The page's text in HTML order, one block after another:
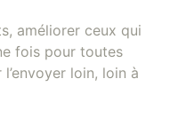
améliorer ceux qui
fois pour toutes
loin, loin à